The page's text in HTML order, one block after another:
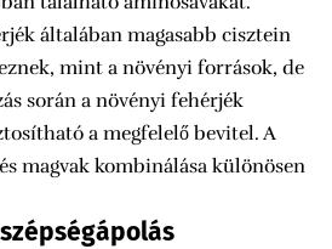
általában magasabb cisztein
mint a növényi források, de
során a növényi fehérjék
a megfelelő bevitel. A
magvak kombinálása különösen